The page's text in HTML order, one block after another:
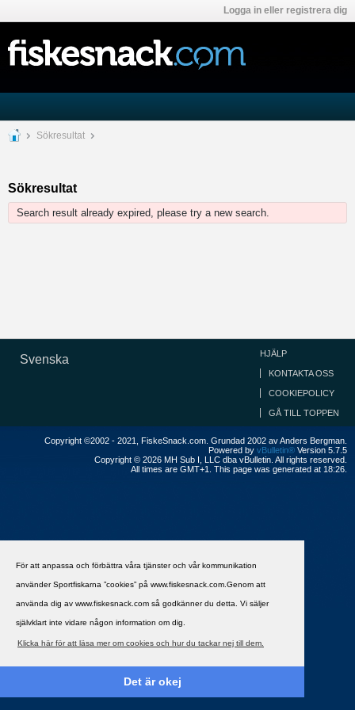
För att anpassa och förbättra våra tjänster och vår kommunikation
använder Sportfiskarna ”cookies” på www.fiskesnack.com.Genom att
använda dig av www.fiskesnack.com så godkänner du detta. Vi säljer
självklart inte vidare någon information om dig.
Klicka här för att läsa mer om cookies och hur du tackar nej till dem.
Det är okej
Logga in eller registrera dig
Sökresultat
Sökresultat
Search result already expired, please try a new search.
Svenska HJÄLP
KONTAKTA OSS
COOKIEPOLICY
GÅ TILL TOPPEN
Copyright ©2002 - 2021, FiskeSnack.com. Grundad 2002 av Anders Bergman.
Powered by vBulletin® Version 5.7.5
Copyright © 2026 MH Sub I, LLC dba vBulletin. All rights reserved.
All times are GMT+1. This page was generated at 18:26.